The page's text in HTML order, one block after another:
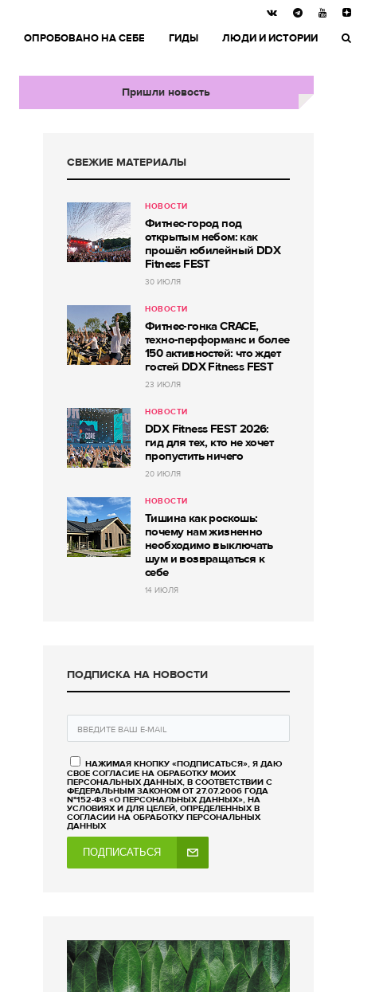
ОПРОБОВАНО НА СЕБЕ ГИДЫ ЛЮДИ И ИСТОРИИ
Пришли новость
СВЕЖИЕ МАТЕРИАЛЫ
НОВОСТИ
Фитнес-город под
открытым небом: как
прошёл юбилейный DDX
Fitness FEST
30 ИЮЛЯ
НОВОСТИ
Фитнес-гонка CRACE,
техно-перформанс и более
150 активностей: что ждет
гостей DDX Fitness FEST
23 ИЮЛЯ
НОВОСТИ
DDX Fitness FEST 2026:
гид для тех, кто не хочет
пропустить ничего
20 ИЮЛЯ
НОВОСТИ
Тишина как роскошь:
почему нам жизненно
необходимо выключать
шум и возвращаться к
себе
14 ИЮЛЯ
ПОДПИСКА НА НОВОСТИ
НАЖИМАЯ КНОПКУ «ПОДПИСАТЬСЯ», Я ДАЮ
СВОЕ СОГЛАСИЕ НА ОБРАБОТКУ МОИХ
ПЕРСОНАЛЬНЫХ ДАННЫХ, В СООТВЕТСТВИИ С
ФЕДЕРАЛЬНЫМ ЗАКОНОМ ОТ 27.07.2006 ГОДА
№152-ФЗ «О ПЕРСОНАЛЬНЫХ ДАННЫХ», НА
УСЛОВИЯХ И ДЛЯ ЦЕЛЕЙ, ОПРЕДЕЛЕННЫХ В
СОГЛАСИИ НА ОБРАБОТКУ ПЕРСОНАЛЬНЫХ
ДАННЫХ
ПОДПИСАТЬСЯ